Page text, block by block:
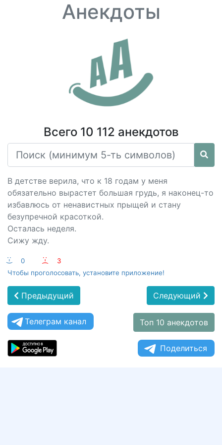
Анекдоты
Всего 10 112 анекдотов
В детстве верила, что к 18 годам у меня
обязательно вырастет большая грудь, я наконец-то
избавлюсь от ненавистных прыщей и стану
безупречной красоткой.
Осталась неделя.
Сижу жду.
:-) 0 :-(
3
Чтобы проголосовать, установите приложение!
Предыдущий Следующий
Телеграм канал Топ 10 анекдотов
Поделиться